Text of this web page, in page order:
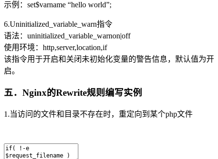
示例：set$varname “hello world”;
6.Uninitialized_variable_warn指令
语法：uninitialized_variable_warnon|off
使用环境：http,server,location,if
该指令用于开启和关闭未初始化变量的警告信息，默认值为开
启。
五．Nginx的Rewrite规则编写实例
1.当访问的文件和目录不存在时，重定向到某个php文件